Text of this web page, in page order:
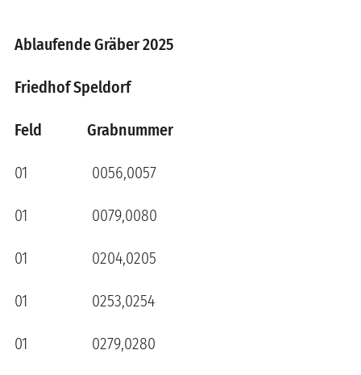
Ablaufende Gräber 2025
Friedhof Speldorf
Feld Grabnummer
01 0056,0057
01 0079,0080
01 0204,0205
01 0253,0254
01 0279,0280